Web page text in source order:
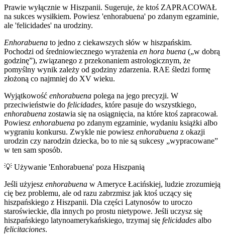
Prawie wyłącznie w Hiszpanii. Sugeruje, że ktoś ZAPRACOWAŁ
na sukces wysiłkiem. Powiesz 'enhorabuena' po zdanym egzaminie,
ale 'felicidades' na urodziny.
Enhorabuena to jedno z ciekawszych słów w hiszpańskim.
Pochodzi od średniowiecznego wyrażenia en hora buena („w dobrą
godzinę”), związanego z przekonaniem astrologicznym, że
pomyślny wynik zależy od godziny zdarzenia. RAE śledzi formę
złożoną co najmniej do XV wieku.
Wyjątkowość enhorabuena polega na jego precyzji. W
przeciwieństwie do felicidades, które pasuje do wszystkiego,
enhorabuena zostawia się na osiągnięcia, na które ktoś zapracował.
Powiesz enhorabuena po zdanym egzaminie, wydaniu książki albo
wygraniu konkursu. Zwykle nie powiesz enhorabuena z okazji
urodzin czy narodzin dziecka, bo to nie są sukcesy „wypracowane”
w ten sam sposób.
💡 Używanie 'Enhorabuena' poza Hiszpanią
Jeśli użyjesz enhorabuena w Ameryce Łacińskiej, ludzie zrozumieją
cię bez problemu, ale od razu zabrzmisz jak ktoś uczący się
hiszpańskiego z Hiszpanii. Dla części Latynosów to uroczo
staroświeckie, dla innych po prostu nietypowe. Jeśli uczysz się
hiszpańskiego latynoamerykańskiego, trzymaj się felicidades albo
felicitaciones.